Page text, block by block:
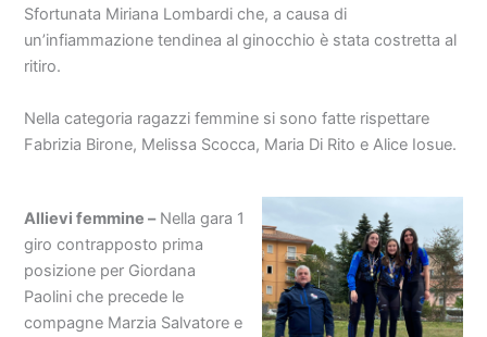
Sfortunata Miriana Lombardi che, a causa di
un’infiammazione tendinea al ginocchio è stata costretta al
ritiro.
Nella categoria ragazzi femmine si sono fatte rispettare
Fabrizia Birone, Melissa Scocca, Maria Di Rito e Alice Iosue.
Allievi femmine –Nella gara 1
giro contrapposto prima
posizione per Giordana
Paolini che precede le
compagne Marzia Salvatore e